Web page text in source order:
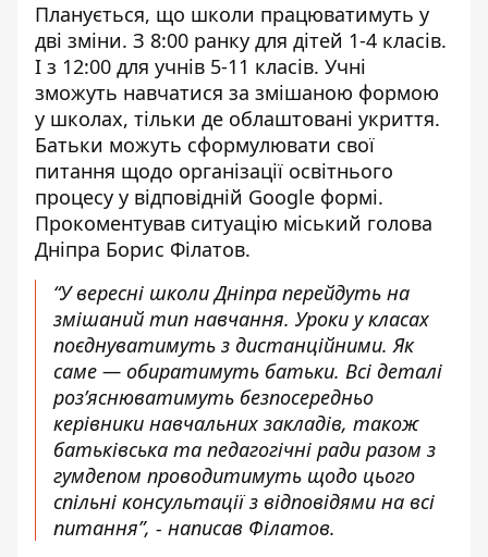
Планується, що школи працюватимуть у
дві зміни. З 8:00 ранку для дітей 1-4 класів.
І з 12:00 для учнів 5-11 класів. Учні
зможуть навчатися за змішаною формою
у школах, тільки де облаштовані укриття.
Батьки можуть сформулювати свої
питання щодо організації освітнього
процесу у відповідній Google формі.
Прокоментував ситуацію міський голова
Дніпра Борис Філатов.
“У вересні школи Дніпра перейдуть на
змішаний тип навчання. Уроки у класах
поєднуватимуть з дистанційними. Як
саме — обиратимуть батьки. Всі деталі
розʼяснюватимуть безпосередньо
керівники навчальних закладів, також
батьківська та педагогічні ради разом з
гумдепом проводитимуть щодо цього
спільні консультації з відповідями на всі
питання”, - написав Філатов.